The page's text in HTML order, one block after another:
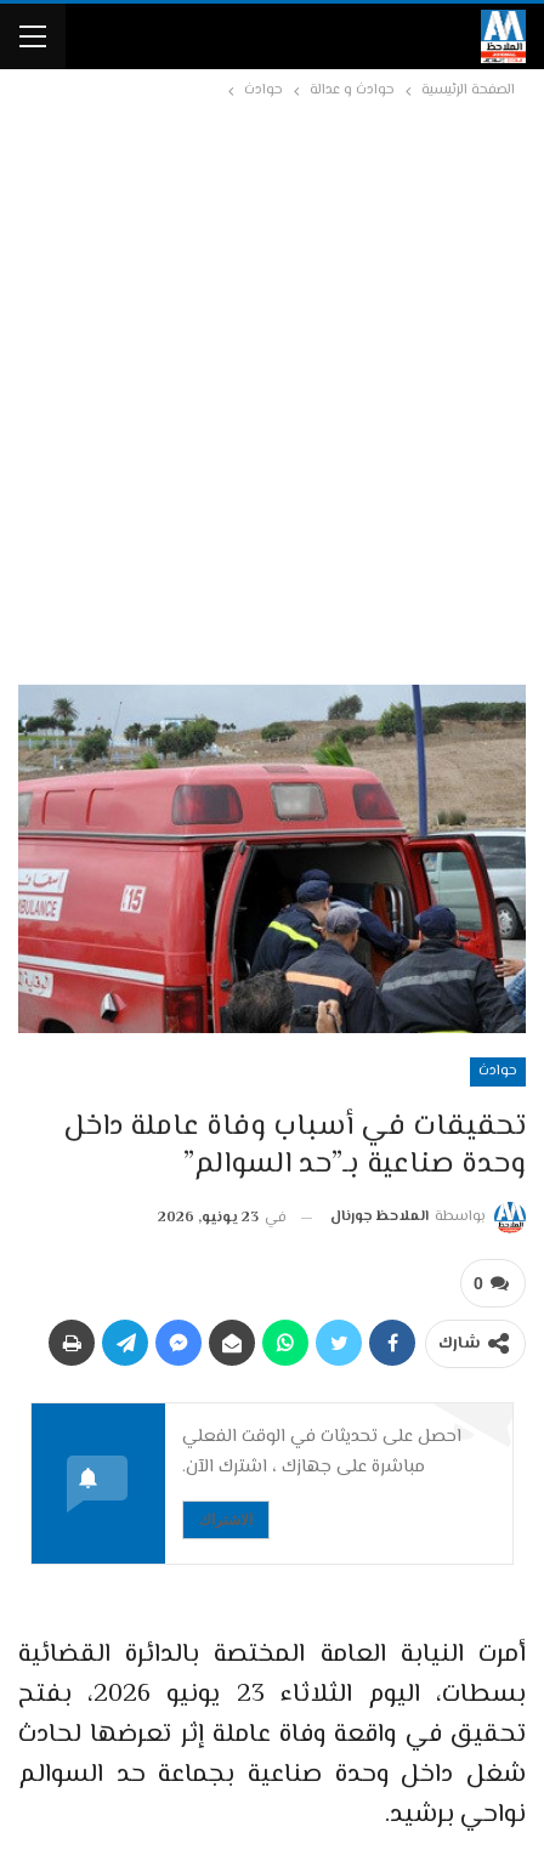
الصفحة الرئيسية حوادث و عدالة حوادث
حوادث
تحقيقات في أسباب وفاة عاملة داخل
وحدة صناعية بـ”حد السوالم”
بواسطة الملاحظ جورنال في 23 يونيو, 2026
0
شارك
احصل على تحديثات في الوقت الفعلي
مباشرة على جهازك ، اشترك الآن.
الاشتراك
أمرت النيابة العامة المختصة بالدائرة القضائية
بسطات، اليوم الثلاثاء 23 يونيو 2026، بفتح
تحقيق في واقعة وفاة عاملة إثر تعرضها لحادث
شغل داخل وحدة صناعية بجماعة حد السوالم
نواحي برشيد.